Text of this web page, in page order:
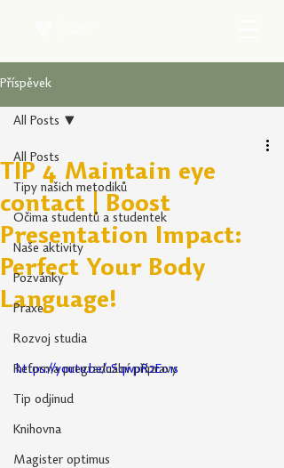
Příspěvek
All Posts
Tipy našich metodiků
Očima studentů a studentek
Naše aktivity
Pozvánky
Praxe
Rozvoj studia
Reforma pregraduální přípravy
Tip odjinud
Knihovna
Magister optimus
All Posts
TIP 4 Maintain eye
contact | Boost
Presentation Impact:
Perfect Your Body
Language!
https://youtu.be/cSqwpR2Eo1s